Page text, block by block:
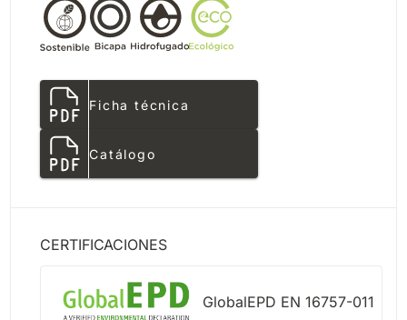
Ficha técnica
Catálogo
CERTIFICACIONES
GlobalEPD EN 16757-011